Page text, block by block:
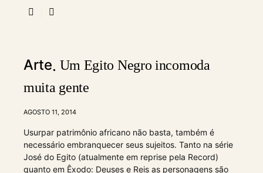
Arte Um Egito Negro incomoda
muita gente
AGOSTO 11, 2014
Usurpar patrimônio africano não basta, também é
necessário embranquecer seus sujeitos. Tanto na série
José do Egito (atualmente em reprise pela Record)
quanto em Êxodo: Deuses e Reis as personagens são